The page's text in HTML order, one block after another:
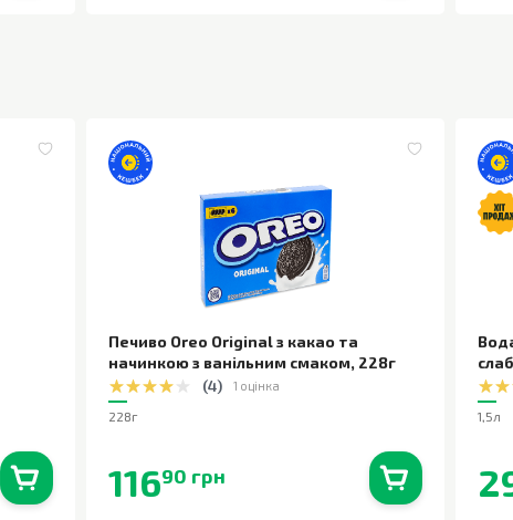
Печиво Oreo Original з какао та
начинкою з ванільним смаком, 228г
(4) 1 оцінка
228г
11690 грн
1,5л